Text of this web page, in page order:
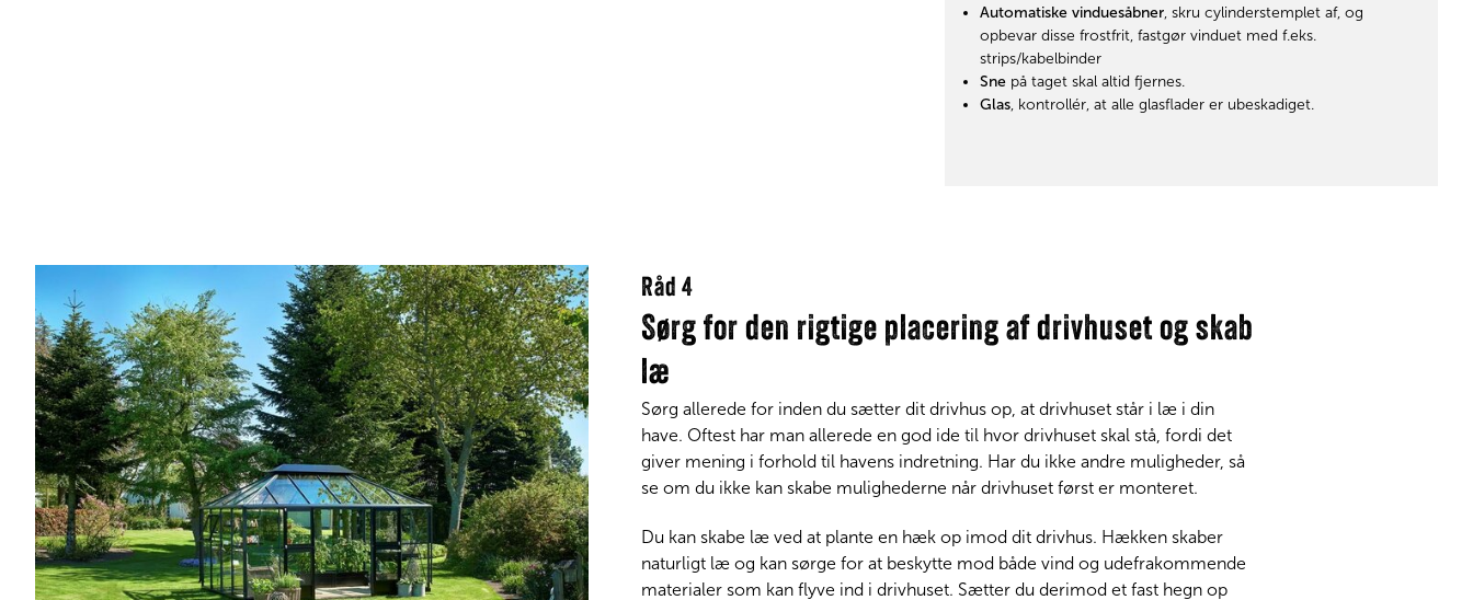
Automatiske vinduesåbner, skru cylinderstemplet af, og
opbevar disse frostfrit, fastgør vinduet med f.eks.
strips/kabelbinder
Snepå taget skal altid fjernes.
Glas, kontrollér, at alle glasflader er ubeskadiget.
Råd 4
Sørg for den rigtige placering af drivhuset og skab
læ
Sørg allerede for inden du sætter dit drivhus op, at drivhuset står i læ i din
have. Oftest har man allerede en god ide til hvor drivhuset skal stå, fordi det
giver mening i forhold til havens indretning. Har du ikke andre muligheder, så
se om du ikke kan skabe mulighederne når drivhuset først er monteret.
Du kan skabe læ ved at plante en hæk op imod dit drivhus. Hækken skaber
naturligt læ og kan sørge for at beskytte mod både vind og udefrakommende
materialer som kan flyve ind i drivhuset. Sætter du derimod et fast hegn op